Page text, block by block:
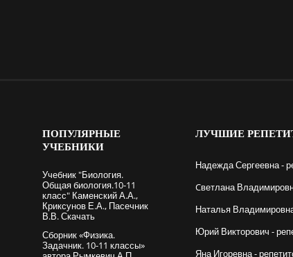
ПОПУЛЯРНЫЕ
УЧЕБНИКИ
Учебник "Биология.
Общая биология.10-11
класс" Каменский А.А.,
Криксунов Е.А., Пасечник
В.В. Скачать
Сборник «Физика.
Задачник. 10-11 классы»
ЛУЧШИЕ
Надежда Сергеевна -
Cветлана
Наталья
Юрий Викторович -
Яна Игоревна -